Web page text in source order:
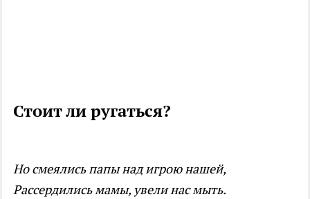
Стоит ли ругаться?
Но смеялись папы над игрою нашей,
Рассердились мамы, увели нас мыть.